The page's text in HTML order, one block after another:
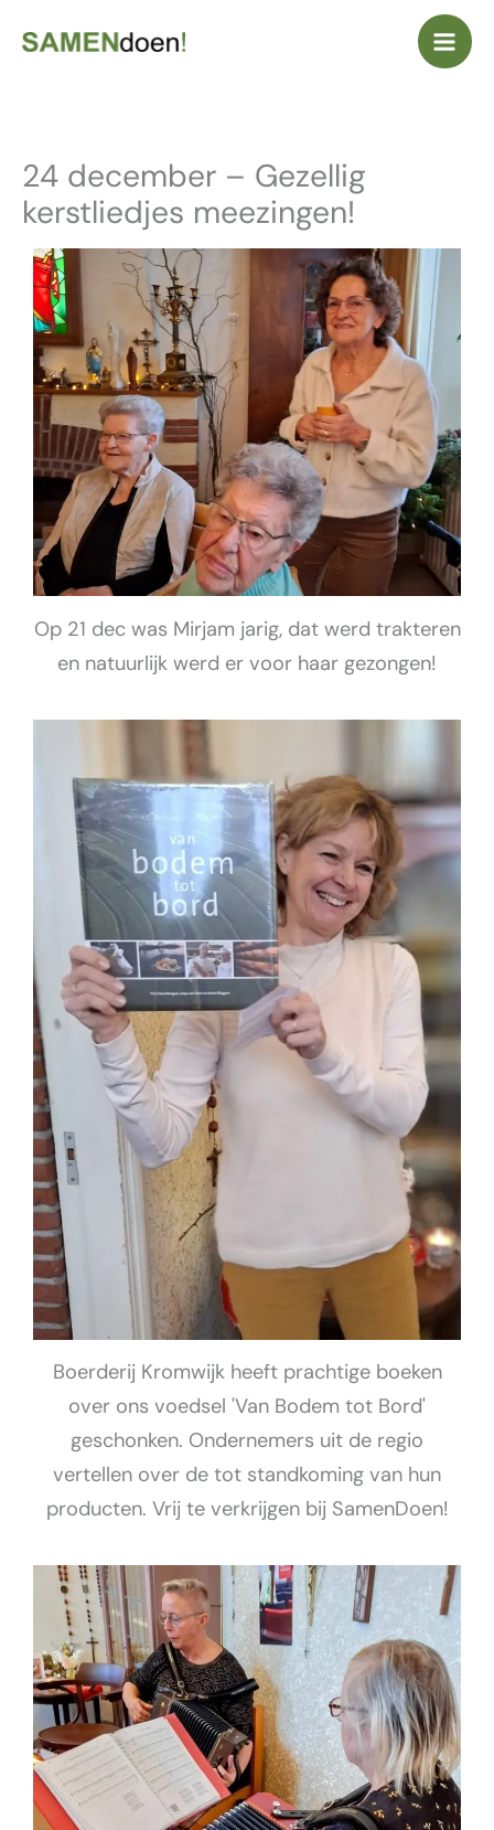
naar
24 december – Gezellig
kerstliedjes meezingen!
Op 21 dec was Mirjam jarig, dat werd trakteren
en natuurlijk werd er voor haar gezongen!
Boerderij Kromwijk heeft prachtige boeken
over ons voedsel 'Van Bodem tot Bord'
geschonken. Ondernemers uit de regio
vertellen over de tot standkoming van hun
producten. Vrij te verkrijgen bij SamenDoen!